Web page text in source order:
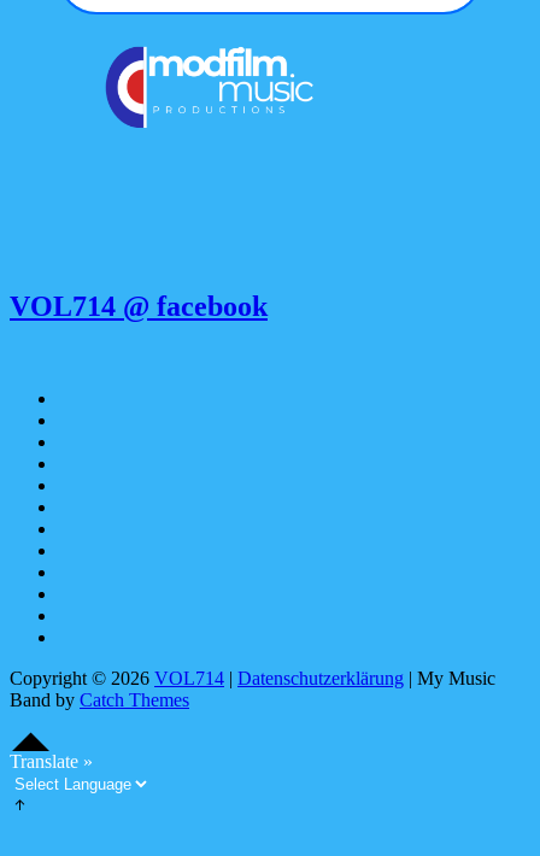
VOL714 @ facebook
Copyright © 2026 VOL714 | Datenschutzerklärung | My Music
Band by Catch Themes
Up
Up
Translate »
S
cr
o
l
l
Up